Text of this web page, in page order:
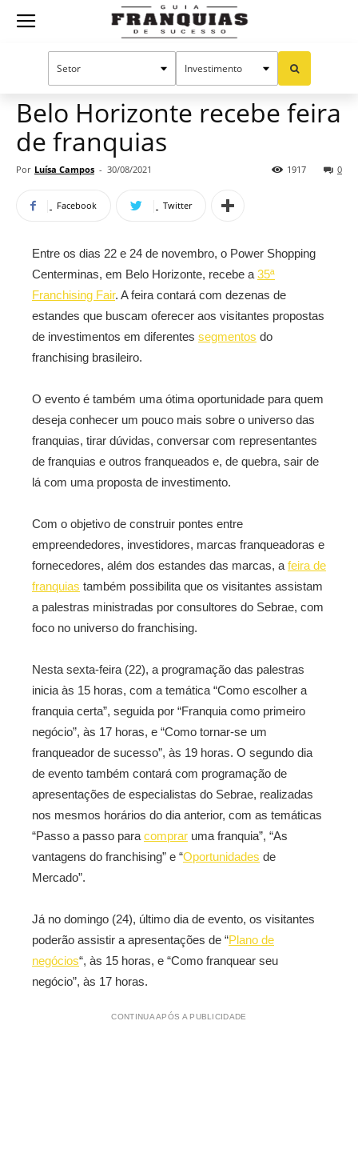
Guia
Mercado de franquias
Belo Horizonte recebe feira
de franquias
Por Luísa Campos - 30/08/2021 0
1917
Facebook Twitter
Entre os dias 22 e 24 de novembro, o Power Shopping
Centerminas, em Belo Horizonte, recebe a 35ª
Franchising Fair. A feira contará com dezenas de
estandes que buscam oferecer aos visitantes propostas
de investimentos em diferentes segmentos do
franchising brasileiro.
O evento é também uma ótima oportunidade para quem
deseja conhecer um pouco mais sobre o universo das
franquias, tirar dúvidas, conversar com representantes
de franquias e outros franqueados e, de quebra, sair de
lá com uma proposta de investimento.
Com o objetivo de construir pontes entre
empreendedores, investidores, marcas franqueadoras e
fornecedores, além dos estandes das marcas, a feira de
franquias também possibilita que os visitantes assistam
a palestras ministradas por consultores do Sebrae, com
foco no universo do franchising.
Nesta sexta-feira (22), a programação das palestras
inicia às 15 horas, com a temática “Como escolher a
franquia certa”, seguida por “Franquia como primeiro
negócio”, às 17 horas, e “Como tornar-se um
franqueador de sucesso”, às 19 horas. O segundo dia
de evento também contará com programação de
apresentações de especialistas do Sebrae, realizadas
nos mesmos horários do dia anterior, com as temáticas
“Passo a passo para comprar uma franquia”, “As
vantagens do franchising” e “Oportunidades de
Mercado”.
Já no domingo (24), último dia de evento, os visitantes
poderão assistir a apresentações de “Plano de
negócios“, às 15 horas, e “Como franquear seu
negócio”, às 17 horas.
CONTINUA APÓS A PUBLICIDADE